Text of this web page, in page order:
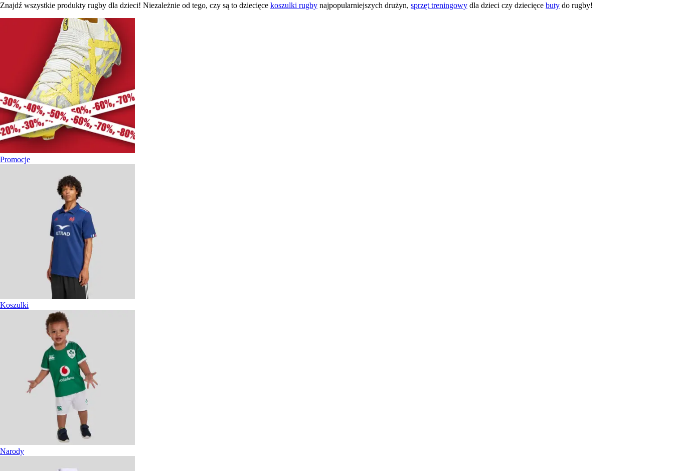
Znajdź wszystkie produkty rugby dla dzieci! Niezależnie od tego, czy są to dziecięce koszulki rugby najpopularniejszych drużyn, sprzęt treningowy dla dzieci czy dziecięce buty do rugby!
Promocje
Koszulki
Narody